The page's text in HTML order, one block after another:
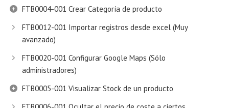
FTB0004-001 Crear Categoría de producto
FTB0012-001 Importar registros desde excel (Muy
avanzado)
FTB0020-001 Configurar Google Maps (Sólo
administradores)
FTB0005-001 Visualizar Stock de un producto